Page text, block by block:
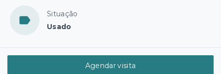
Situação
Usado
Agendar visita